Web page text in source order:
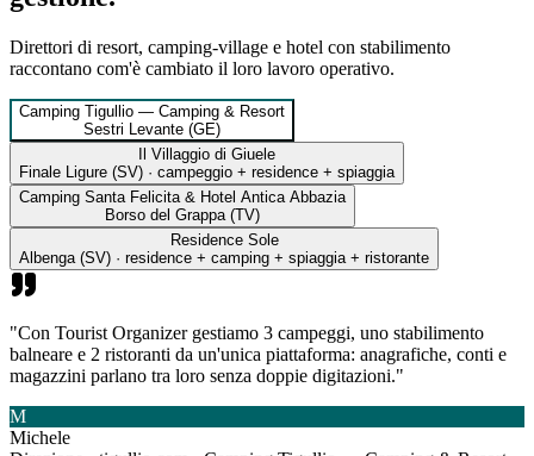
Direttori di resort, camping-village e hotel con stabilimento
raccontano com'è cambiato il loro lavoro operativo.
Camping Tigullio — Camping & Resort
Sestri Levante (GE)
Il Villaggio di Giuele
Finale Ligure (SV) · campeggio + residence + spiaggia
Camping Santa Felicita & Hotel Antica Abbazia
Borso del Grappa (TV)
Residence Sole
Albenga (SV) · residence + camping + spiaggia + ristorante
"Con Tourist Organizer gestiamo 3 campeggi, uno stabilimento
balneare e 2 ristoranti da un'unica piattaforma: anagrafiche, conti e
magazzini parlano tra loro senza doppie digitazioni."
M
Michele